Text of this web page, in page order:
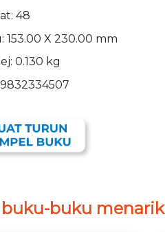
48
153.00 X 230.00 mm
0.130 kg
buku menarik